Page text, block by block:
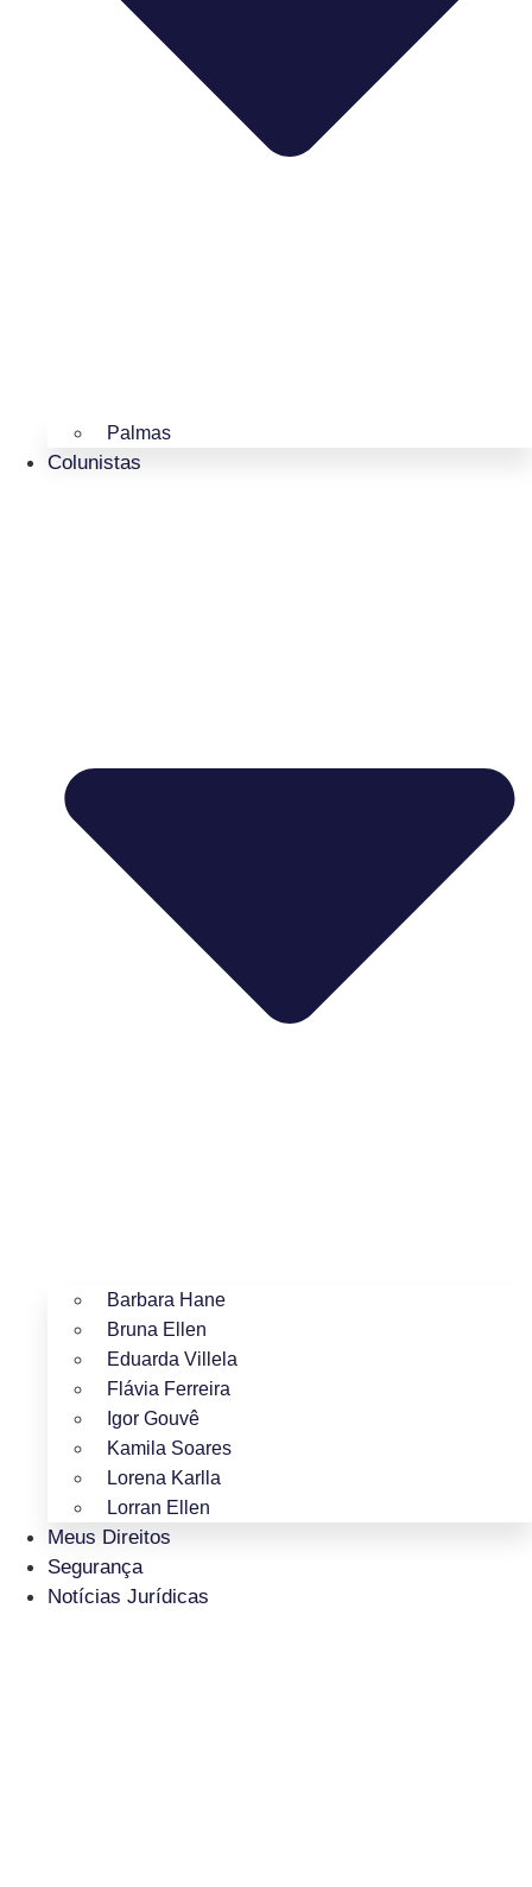
Palmas
Colunistas
Barbara Hane
Bruna Ellen
Eduarda Villela
Flávia Ferreira
Igor Gouvê
Kamila Soares
Lorena Karlla
Lorran Ellen
Meus Direitos
Segurança
Notícias Jurídicas